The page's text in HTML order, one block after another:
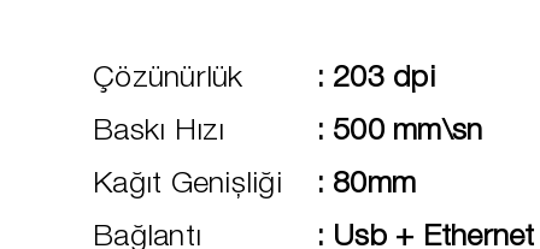
Çözünürlük : 203 dpi
Baskı Hızı
: 500 mm\sn
Kağıt Genişliği
: 80mm
Bağlantı
: Usb + Ethernet